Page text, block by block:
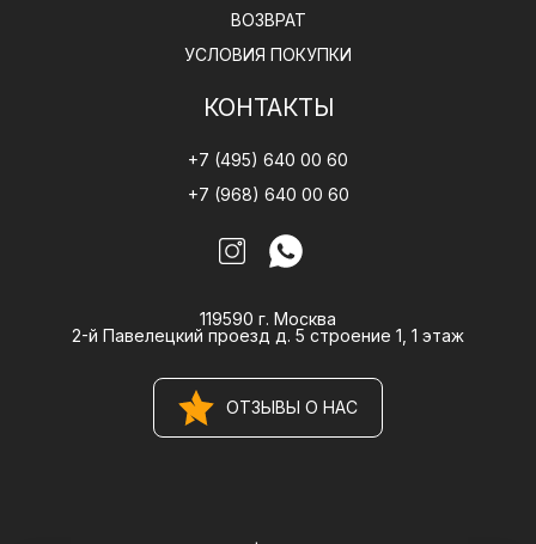
ВОЗВРАТ
УСЛОВИЯ ПОКУПКИ
КОНТАКТЫ
+7 (495) 640 00 60
+7 (968) 640 00 60
119590 г. Москва
2-й Павелецкий проезд д. 5 строение 1, 1 этаж
ОТЗЫВЫ О НАС